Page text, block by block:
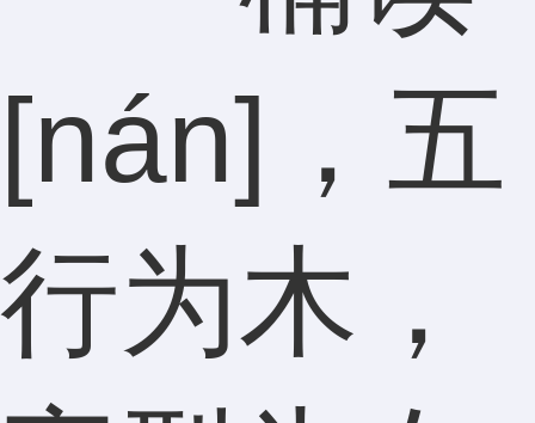
[nán]，五
行为木，